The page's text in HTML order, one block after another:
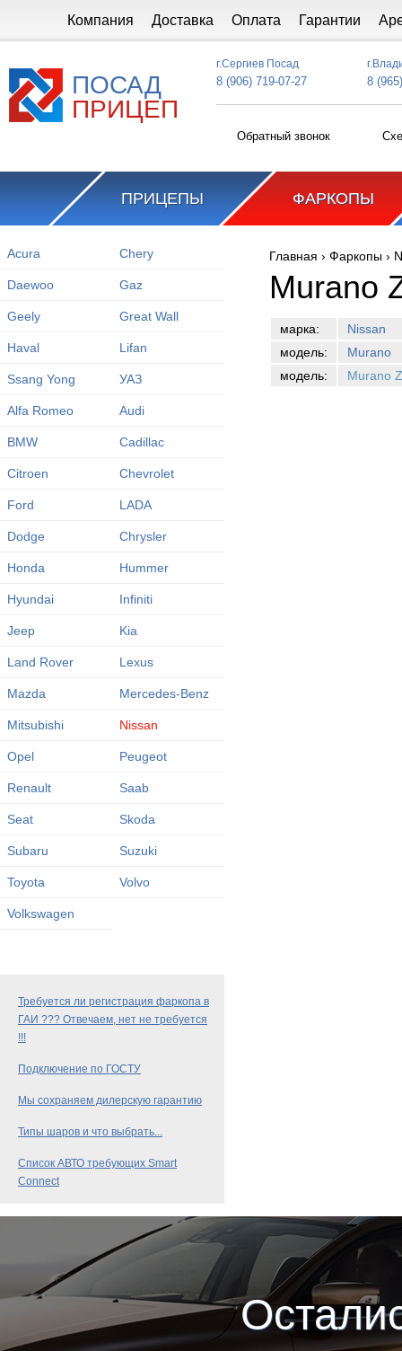
Компания Доставка Оплата Гарантии
ПОСАД
ПРИЦЕП
г.Сергиев Посад
8 (906) 719-07-27 8
Обратный звонок
ПРИЦЕПЫ ФАРКОПЫ
Acura Chery
Daewoo Gaz
Geely Great Wall
Haval Lifan
Ssang Yong УАЗ
Alfa Romeo Audi
BMW Cadillac
Citroen Chevrolet
Ford LADA
Dodge Chrysler
Honda Hummer
Hyundai Infiniti
Jeep Kia
Land Rover Lexus
Mazda Mercedes-Benz
Mitsubishi Nissan
Opel Peugeot
Renault Saab
Seat Skoda
Subaru Suzuki
Toyota Volvo
Volkswagen
Требуется ли регистрация фаркопа в
ГАИ ??? Отвечаем, нет не требуется
!!!
Подключение по ГОСТУ
Мы сохраняем дилерскую гарантию
Типы шаров и что выбрать...
Список АВТО требующих Smart
Connect
Вы здесь
Главная › Фаркопы ›
Murano
марка:
Nissan
модель:
Murano
модель:
Murano